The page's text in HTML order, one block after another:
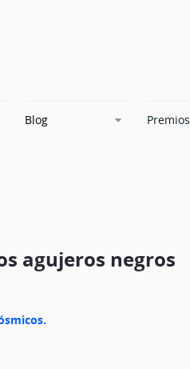
Blog Premios
agujeros negros